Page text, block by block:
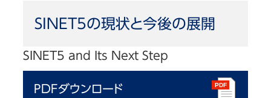
SINET5の現状と今後の展開
SINET5 and Its Next Step
PDFダウンロード